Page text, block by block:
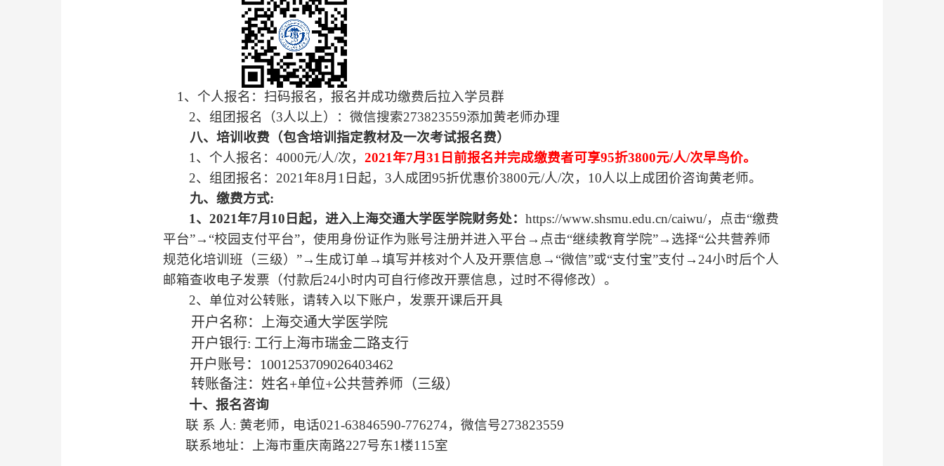
1 、个人报名：扫码报名，报名并成功缴费后拉入学员群
2、组团报名（3人以上）：微信搜索273823559添加黄老师办理
八、培训收费（包含培训指定教材及一次考试报名费）
1 、个人报名：4000元/人/次，2021年7月31 日前报名并完成缴费者可享95折3800元/人/次早鸟价。
2、组团报名： 2021 年8月 1 日起， 3人成团95折优惠价3800元/人/次， 10人以上成团价咨询黄老师。
九、缴费方式:
1、2021年7月 10 日起，进入上海交通大学医学院财务处：https://www.shsmu.edu.cn/caiwu/，点击“缴费
平台”→“校园支付平台”，使用身份证作为账号注册并进入平台→点击“继续教育学院”→选择“公共营养师
规范化培训班（三级）”→生成订单→填写并核对个人及开票信息→“微信”或“支付宝”支付→ 24小时后个人
邮箱查收电子发票（付款后24小时内可自行修改开票信息，过时不得修改）。
2、 单位对公转账，请转入以下账户，发票开课后开具
开户名称：上海交通大学医学院
开户银行: 工行上海市瑞金二路支行
开户账号： 1001253709026403462
转账备注：姓名+单位+公共营养师（三级）
十、报名咨询
联 系 人: 黄老师，电话021-63846590-776274，微信号273823559
联系地址：上海市重庆南路227号东1楼115室